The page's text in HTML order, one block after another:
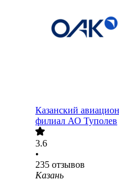
Казанский
филиал АО Туполев
3.6
•
235 отзывов
Казань